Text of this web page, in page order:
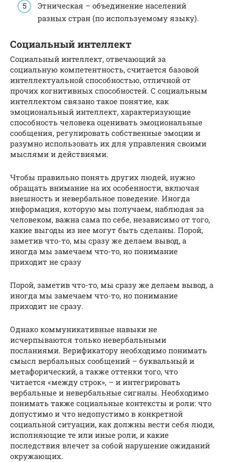
Этническая – объединение населений
разных стран (по используемому языку).
Социальный интеллект
Социальный интеллект, отвечающий за
социальную компетентность, считается базовой
интеллектуальной способностью, отличной от
прочих когнитивных способностей. С социальным
интеллектом связано такое понятие, как
эмоциональный интеллект, характеризующие
способность человека оценивать эмоциональные
сообщения, регулировать собственные эмоции и
разумно использовать их для управления своими
мыслями и действиями.
Чтобы правильно понять других людей, нужно
обращать внимание на их особенности, включая
внешность и невербальное поведение. Иногда
информация, которую мы получаем, наблюдая за
человеком, важна сама по себе, независимо от того,
какие выгоды из нее могут быть сделаны. Порой,
заметив что-то, мы сразу же делаем вывод, а
иногда мы замечаем что-то, но понимание
приходит не сразу
Порой, заметив что-то, мы сразу же делаем вывод, а
иногда мы замечаем что-то, но понимание
приходит не сразу.
Однако коммуникативные навыки не
исчерпываются только невербальными
посланиями. Верификатору необходимо понимать
смысл вербальных сообщений – буквальный и
метафорический, а также оттенки того, что
читается «между строк», – и интегрировать
вербальные и невербальные сигналы. Необходимо
понимать также социальные контексты и роли: что
допустимо и что недопустимо в конкретной
социальной ситуации, как должны вести себя люди,
исполняющие те или иные роли, и какие
последствия влечет за собой нарушение ожиданий
окружающих.